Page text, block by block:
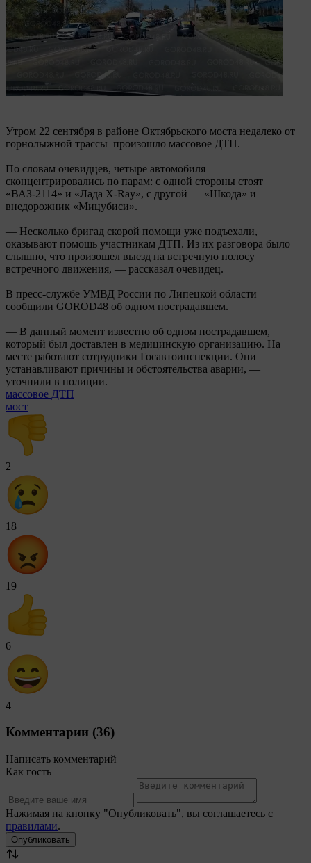
Утром 22 сентября в районе Октябрьского моста недалеко от
горнолыжной трассы произошло массовое ДТП.
По словам очевидцев, четыре автомобиля
сконцентрировались по парам: с одной стороны стоят
«ВАЗ-2114» и «Лада X-Ray», с другой — «Шкода» и
внедорожник «Мицубиси».
— Несколько бригад скорой помощи уже подъехали,
оказывают помощь участникам ДТП. Из их разговора было
слышно, что произошел выезд на встречную полосу
встречного движения, — рассказал очевидец.
В пресс-службе УМВД России по Липецкой области
сообщили GOROD48 об одном пострадавшем.
— В данный момент известно об одном пострадавшем,
который был доставлен в медицинскую организацию. На
месте работают сотрудники Госавтоинспекции. Они
устанавливают причины и обстоятельства аварии, —
уточнили в полиции.
массовое ДТП
мост
2
18
19
6
4
Комментарии (36)
Написать комментарий
Как гость
Нажимая на кнопку "Опубликовать", вы соглашаетесь с
правилами.